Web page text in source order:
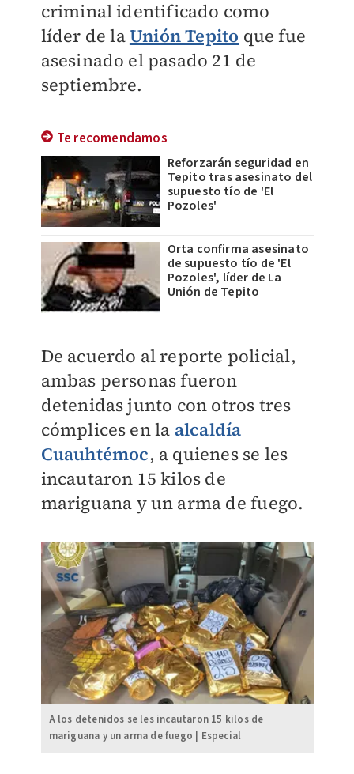
criminal identificado como
líder de laUnión Tepito que fue
asesinado el pasado 21 de
septiembre.
Te recomendamos
Reforzarán seguridad en
Tepito tras asesinato del
supuesto tío de 'El
Pozoles'
Orta confirma asesinato
de supuesto tío de 'El
Pozoles', líder de La
Unión de Tepito
De acuerdo al reporte policial,
ambas personas fueron
detenidas junto con otros tres
cómplices en la alcaldía
Cuauhtémoc, a quienes se les
incautaron 15 kilos de
mariguana y un arma de fuego.
A los detenidos se les incautaron 15 kilos de
mariguana y un arma de fuego | Especial